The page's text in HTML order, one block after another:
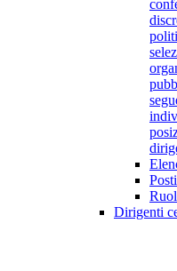
Dirigenti